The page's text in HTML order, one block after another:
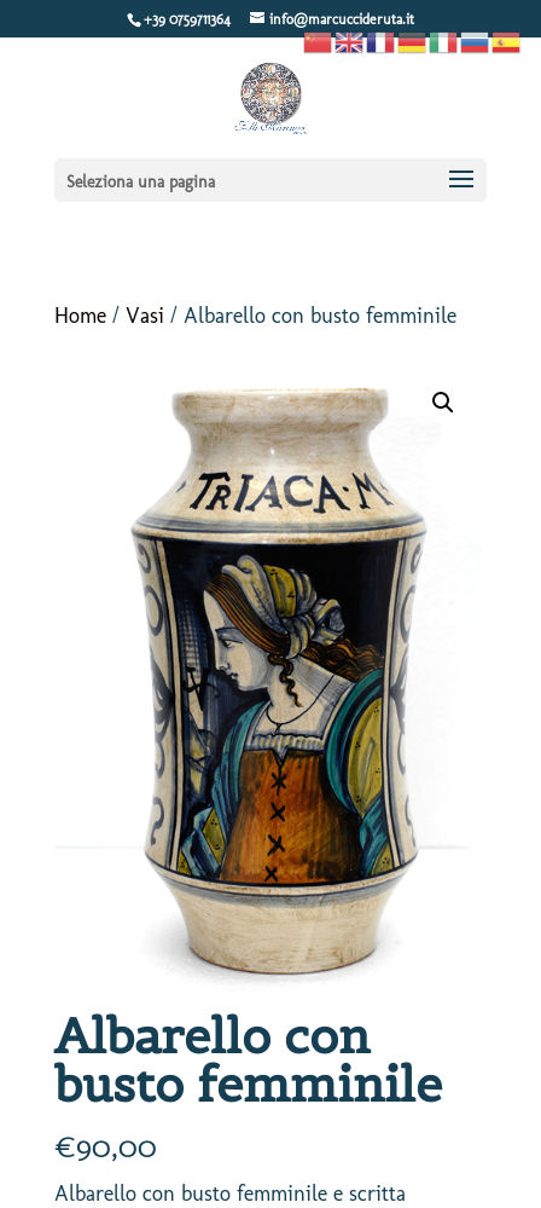
+39 0759711364 info@marcuccideruta.it
Seleziona una pagina
Home/ Vasi / Albarello con busto femminile
Albarello con
busto femminile
€90,00
Albarello con busto femminile e scritta